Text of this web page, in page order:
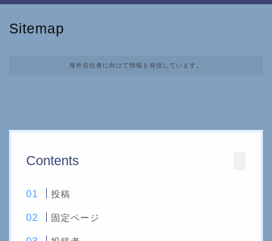
Sitemap
海外在住者に向けて情報を発信しています。
Contents
投稿
固定ページ